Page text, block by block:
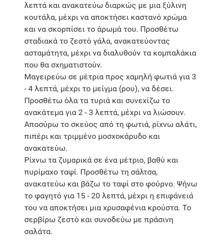
λεπτά και ανακατεύω διαρκώς με μια ξύλινη
κουτάλα, μέχρι να αποκτήσει καστανό χρώμα
και να σκορπίσει το άρωμά του. Προσθέτω
σταδιακά το ζεστό γάλα, ανακατεύοντας
ασταμάτητα, μέχρι να διαλυθούν τα κομπαλάκια
που θα σχηματιστούν.
Μαγειρεύω σε μέτρια προς χαμηλή φωτιά για 3
- 4 λεπτά, μέχρι το μείγμα (ρου), να δέσει.
Προσθέτω όλα τα τυριά και συνεχίζω το
ανακάτεμα για 2 - 3 λεπτά, μέχρι να λιώσουν.
Αποσύρω το σκεύος από τη φωτιά, ρίχνω αλάτι,
πιπέρι και τριμμένο μοσχοκάρυδο και
ανακατεύω.
Ρίχνω τα ζυμαρικά σε ένα μέτριο, βαθύ και
πυρίμαχο ταψί. Προσθέτω τη σάλτσα,
ανακατεύω και βάζω το ταψί στο φούρνο. Ψήνω
το φαγητό για 15 - 20 λεπτά, μέχρι η επιφάνειά
του να αποκτήσει μια χρυσαφένια κρούστα. Το
σερβίρω ζεστό και συνοδεύω με πράσινη
σαλάτα.